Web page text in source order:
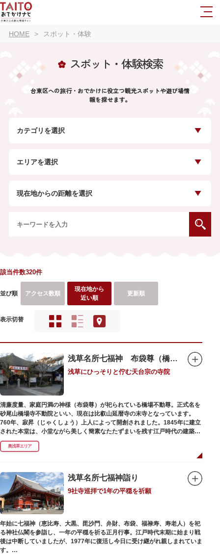
HOME スポット・体験
スポット・体験検索
台東区への旅行・おでかけに役立つ観光スポットや遊び場情
報を探せます。
カテゴリを選択
エリアを選択
現在地からの距離を選択
該当件数320件
並び順 アクセス数順
現在地から
近い順
更新順
表示切替
浅草名所七福神 布袋尊（橋場不動尊）
浅草にひっそりと佇む天台宗の寺院
清廉度量、家庭円満の神様（布袋尊）が祀られている橋場不動尊。正式名を
砂尾山橋場寺不動院といい、現在は比叡山延暦寺の末寺となっています。
760年、寂昇（じゃくしょう）上人によって開創されました。1845年に建立
された本堂は、小堂ながら美しく簡素なたたずまいを残す江戸時代の建築様
式です。明治の大火、関東大震災、第二次大戦の戦災でも周辺を災禍から守
ったことから「火伏せの不動尊」とも呼ばれています。
の昔、すぐ近くを流れる隅田川を往来して参拝する人の目印となったのがこ
の銀杏で、今なおそのパワーを授かりに来る人も多いそうです。
また、江戸時代から伝わる布袋尊像が祀られています。その姿は肩に袋がな
くお腹が袋代わりの形をしている珍しいもので、古くから庶民に尊信されて
います。（御開帳期間 1月1日～7日）
奥浅草エリア
浅草名所七福神詣り
9社寺巡拝で1年の平穏を祈願
年始に七福神（恵比寿、大黒、毘沙門、弁財、布袋、福禄寿、寿老人）を祀
る神社仏閣を参詣し、一年の平穏を祈る正月行事。江戸時代末期に始まり戦
後は中断していましたが、1977年に復活し今日に受け継がれ親しまれていま
す。